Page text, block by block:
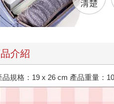
介紹
品規格：19 x 26 cm 產品重量：